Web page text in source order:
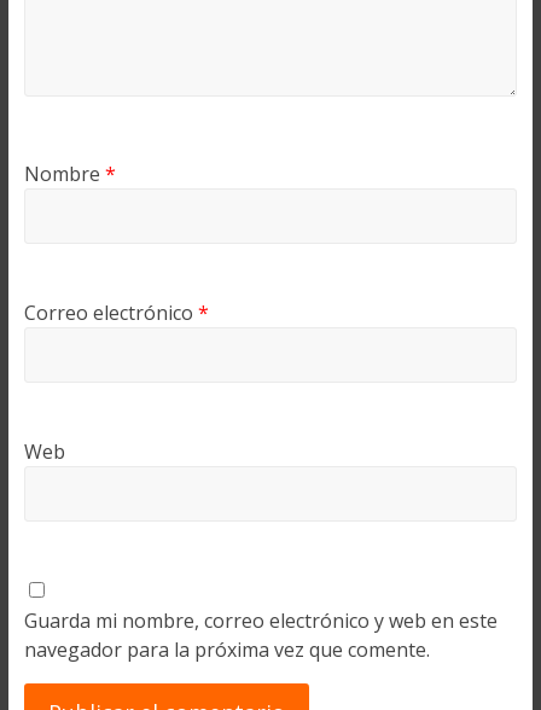
Nombre *
Correo electrónico *
Web
Guarda mi nombre, correo electrónico y web en este
navegador para la próxima vez que comente.